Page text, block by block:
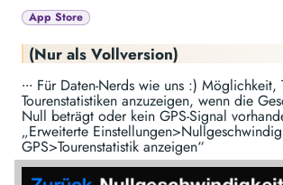
App Store
(Nur als Vollversion)
∙∙∙ Für Daten-Nerds wie uns :) Möglichkeit,
Tourenstatistiken anzuzeigen, wenn die
Null beträgt oder kein GPS-Signal
„Erweiterte
GPS>Tourenstatistik anzeigen“